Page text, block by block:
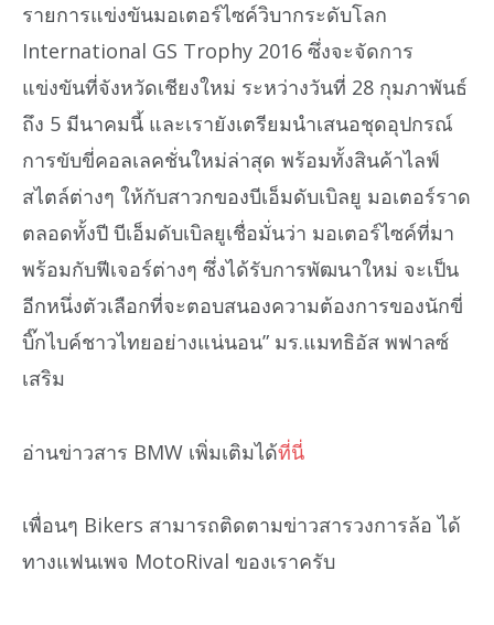
รายการแข่งขันมอเตอร์ไซค์วิบากระดับโลก
International GS Trophy 2016 ซึ่งจะจัดการ
แข่งขันที่จังหวัดเชียงใหม่ ระหว่างวันที่ 28 กุมภาพันธ์
ถึง 5 มีนาคมนี้ และเรายังเตรียมนำเสนอชุดอุปกรณ์
การขับขี่คอลเลคชั่นใหม่ล่าสุด พร้อมทั้งสินค้าไลฟ์
สไตล์ต่างๆ ให้กับสาวกของบีเอ็มดับเบิลยู มอเตอร์ราด
ตลอดทั้งปี บีเอ็มดับเบิลยูเชื่อมั่นว่า มอเตอร์ไซค์ที่มา
พร้อมกับฟีเจอร์ต่างๆ ซึ่งได้รับการพัฒนาใหม่ จะเป็น
อีกหนึ่งตัวเลือกที่จะตอบสนองความต้องการของนักขี่
บิ๊กไบค์ชาวไทยอย่างแน่นอน” มร.แมทธิอัส พฟาลซ์
เสริม
อ่านข่าวสาร BMW เพิ่มเติมได้ที่นี่
เพื่อนๆ Bikers สามารถติดตามข่าวสารวงการล้อ ได้
ทางแฟนเพจ MotoRival ของเราครับ